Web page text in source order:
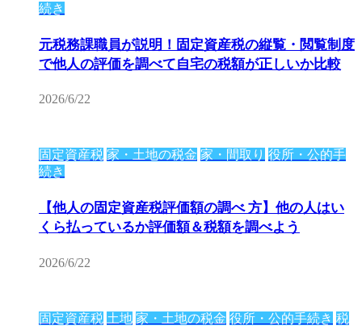
続き
元税務課職員が説明！固定資産税の縦覧・閲覧制度
で他人の評価を調べて自宅の税額が正しいか比較
2026/6/22
固定資産税 家・土地の税金 家・間取り 役所・公的手
続き
【他人の固定資産税評価額の調べ 方】他の人はい
くら払っているか評価額＆税額を調べよう
2026/6/22
固定資産税 土地 家・土地の税金 役所・公的手続き 税